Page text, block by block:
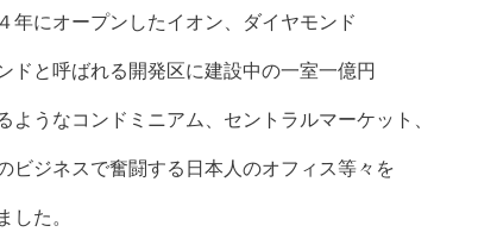
年にオープンしたイオン、ダイヤモンド
ドと呼ばれる開発区に建設中の一室一億円
ようなコンドミニアム、セントラルマーケット、
ビジネスで奮闘する日本人のオフィス等々を
した。